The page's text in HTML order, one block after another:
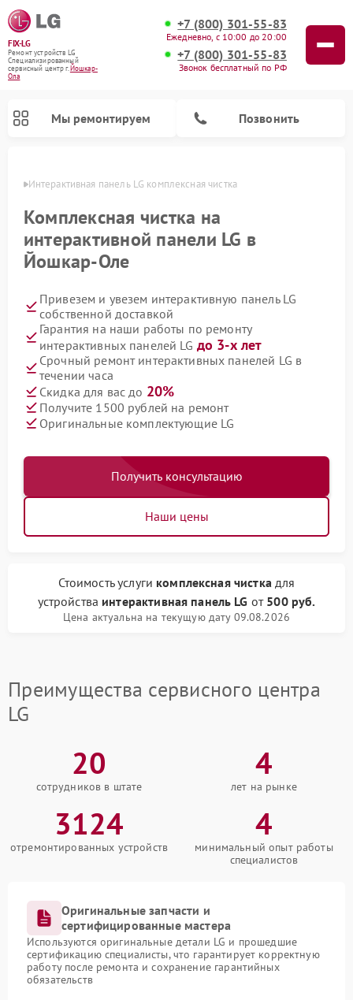
FIX-LG
Ремонт устройств LG
Специализированный
cервисный центр г.Йошкар-
Ола
+7 (800) 301-55-83
Ежедневно, с 10:00 до 20:00
+7 (800) 301-55-83
Звонок бесплатный по РФ
Мы ремонтируем Позвонить
Интерактивная панель LG комплексная чистка
Комплексная чистка на
интерактивной панели LG в
Йошкар-Оле
Привезем и увезем интерактивную панель LG
собственной доставкой
Гарантия на наши работы по ремонту
интерактивных панелей LG до 3-х лет
Срочный ремонт интерактивных панелей LG в
течении часа
Скидка для вас до 20%
Получите 1500 рублей на ремонт
Оригинальные комплектующие LG
Получить консультацию
Наши цены
Стоимость услуги комплексная чисткадля
устройства интерактивная панель LG от 500 руб.
Цена актуальна на текущую дату 09.08.2026
Преимущества сервисного центра
LG
20
сотрудников в штате
4
лет на рынке
3124
отремонтированных устройств
4
минимальный опыт работы
специалистов
Оригинальные запчасти и
сертифицированные мастера
Используются оригинальные детали LG и прошедшие
сертификацию специалисты, что гарантирует корректную
работу после ремонта и сохранение гарантийных
обязательств